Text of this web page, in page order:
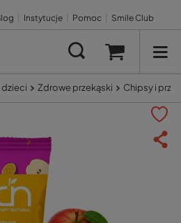
Instytucje Pomoc Smile Club
Zdrowe przekąski Chipsy i